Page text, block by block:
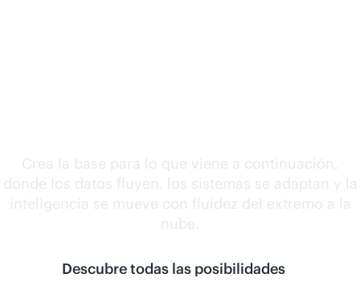
Crea la base para lo que viene a continuación,
donde los datos fluyen, los sistemas se adaptan y la
inteligencia se mueve con fluidez del extremo a la
nube.
Descubre todas las posibilidades